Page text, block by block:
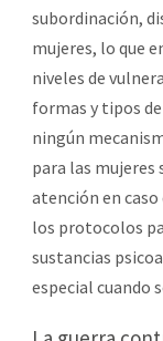
subordinación,
mujeres, lo que
niveles de
formas y tipos
ningún
para las mujeres
atención en
los protocolos
sustancias
especial cuando